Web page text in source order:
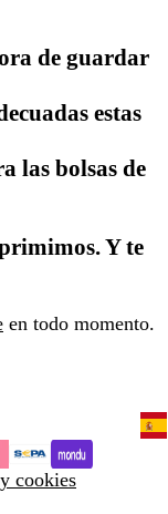
de guardar
estas
las bolsas de
Y te
en todo momento.
cookies